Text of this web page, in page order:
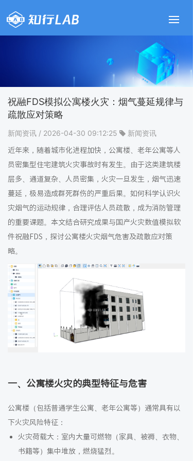
祝融FDS模拟公寓楼火灾：烟气蔓延规律与
疏散应对策略
新闻资讯 / 2026-04-30 09:12:25 新闻资讯
近年来，随着城市化进程加快，公寓楼、老年公寓等人
员密集型住宅建筑火灾事故时有发生。由于这类建筑楼
层多、通道复杂、人员密集，火灾一旦发生，烟气迅速
蔓延，极易造成群死群伤的严重后果。如何科学认识火
灾烟气的运动规律，合理评估人员疏散，成为消防管理
的重要课题。本文结合研究成果与国产火灾数值模拟软
件祝融FDS，探讨公寓楼火灾烟气危害及疏散应对策
略。
一、公寓楼火灾的典型特征与危害
公寓楼（包括普通学生公寓、老年公寓等）通常具有以
下火灾风险特征：
火灾荷载大：室内大量可燃物（家具、被褥、衣物、
书籍等）集中堆放，燃烧猛烈。